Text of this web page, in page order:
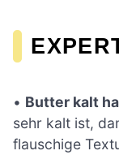
• Butter kalt
sehr kalt ist,
flauschige